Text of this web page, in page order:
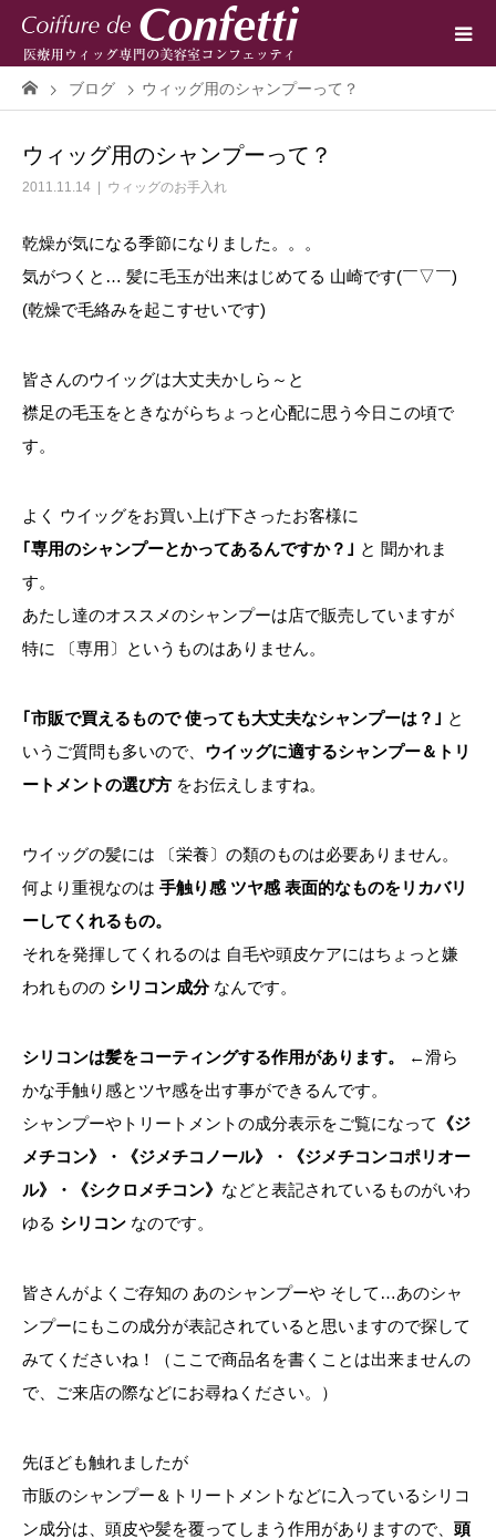
ブログ ウィッグ用のシャンプーって？
ウィッグ用のシャンプーって？
2011.11.14 ウィッグのお手入れ
乾燥が気になる季節になりました。。。
気がつくと… 髪に毛玉が出来はじめてる 山崎です(￣▽￣)
(乾燥で毛絡みを起こすせいです)
皆さんのウイッグは大丈夫かしら～と
襟足の毛玉をときながらちょっと心配に思う今日この頃で
す。
よく ウイッグをお買い上げ下さったお客様に
｢専用のシャンプーとかってあるんですか？｣ と 聞かれま
す。
あたし達のオススメのシャンプーは店で販売していますが
特に 〔専用〕というものはありません。
｢市販で買えるもので 使っても大丈夫なシャンプーは？｣ と
いうご質問も多いので、 ウイッグに適するシャンプー＆トリ
ートメントの選び方 をお伝えしますね。
ウイッグの髪には 〔栄養〕の類のものは必要ありません。
何より重視なのは 手触り感 ツヤ感 表面的なものをリカバリ
ーしてくれるもの。
それを発揮してくれるのは 自毛や頭皮ケアにはちょっと嫌
われものの シリコン成分なんです。
シリコンは髪をコーティングする作用があります。
←滑ら
かな手触り感とツヤ感を出す事ができるんです。
シャンプーやトリートメントの成分表示をご覧になって 《ジ
メチコン》・《ジメチコノール》・《ジメチコンコポリオー
ル》・《シクロメチコン》 などと表記されているものがいわ
ゆる シリコン なのです。
皆さんがよくご存知の あのシャンプーや そして…あのシャ
ンプーにもこの成分が表記されていると思いますので探して
みてくださいね！（ここで商品名を書くことは出来ませんの
で、ご来店の際などにお尋ねください。）
先ほども触れましたが
市販のシャンプー＆トリートメントなどに入っているシリコ
ン成分は、頭皮や髪を覆ってしまう作用がありますので、 頭